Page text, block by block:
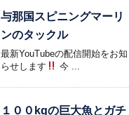
与那国スピニングマーリ
ンのタックル
最新YouTubeの配信開始をお知
らせします
今 ...
１００kgの巨大魚とガチ